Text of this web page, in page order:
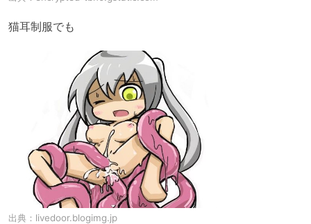
猫耳制服でも
出典： livedoor.blogimg.jp